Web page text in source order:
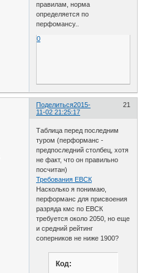
правилам, норма
определяется по
перфомансу..
0
Поделиться 21
2015-
11-02 21:25:17
Таблица перед последним
туром (перформанс -
предпоследний столбец, хотя
не факт, что он правильно
посчитан)
Требования ЕВСК
Насколько я понимаю,
перформанс для присвоения
разряда кмс по ЕВСК
требуется около 2050, но еще
и средний рейтинг
соперников не ниже 1900?
Код: